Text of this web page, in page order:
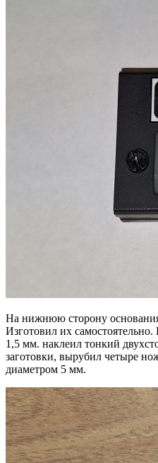
На нижнюю сторону
Изготовил их
1,5 мм. наклеил тонкий
заготовки, вырубил четыре
диаметром 5 мм.